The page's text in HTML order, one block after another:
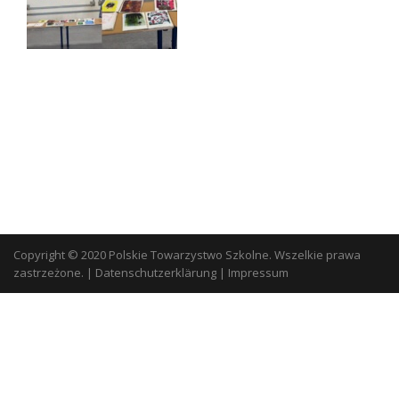
Copyright © 2020 Polskie Towarzystwo Szkolne. Wszelkie prawa
zastrzeżone. | Datenschutzerklärung | Impressum